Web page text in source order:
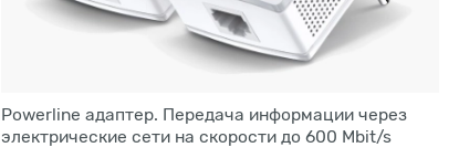
Powerline адаптер. Передача информации через
электрические сети на скорости до 600 Mbit/s